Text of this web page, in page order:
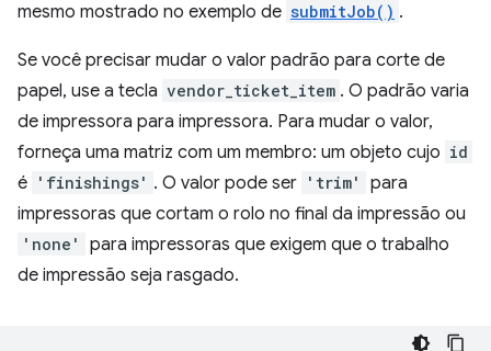
mesmo mostrado no exemplo de submitJob() .
Se você precisar mudar o valor padrão para corte de
papel, use a tecla vendor_ticket_item . O padrão varia
de impressora para impressora. Para mudar o valor,
forneça uma matriz com um membro: um objeto cujo id
é 'finishings' . O valor pode ser 'trim'
para
impressoras que cortam o rolo no final da impressão ou
'none'
para impressoras que exigem que o trabalho
de impressão seja rasgado.